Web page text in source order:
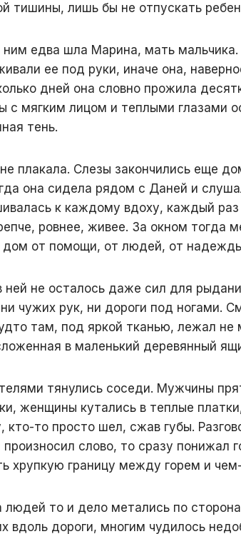
тишины, лишь бы не отпускать
ним едва шла Марина, мать
ее под руки, иначе она,
дней она словно прожила
с мягким лицом и теплыми глазами
тень.
плакала. Слезы закончились еще
она сидела рядом с Даней и
к каждому вдоху, каждый
ровнее, живее. За окном тогда
дом от помощи, от людей, от
ней не осталось даже сил для
чужих рук, ни дороги под ногами.
там, под яркой тканью, лежал не
в маленький деревянный
тянулись соседи. Мужчины
женщины кутались в теплые
кто-то просто шел, сжав губы.
произносил слово, то сразу понижал
хрупкую границу между горем и
людей то и дело метались по
вдоль дороги, многим чудилось